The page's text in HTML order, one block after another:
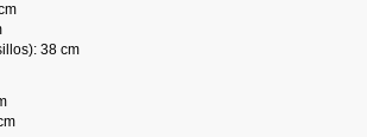
38 cm